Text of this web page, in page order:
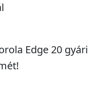
Edge 20 gyári